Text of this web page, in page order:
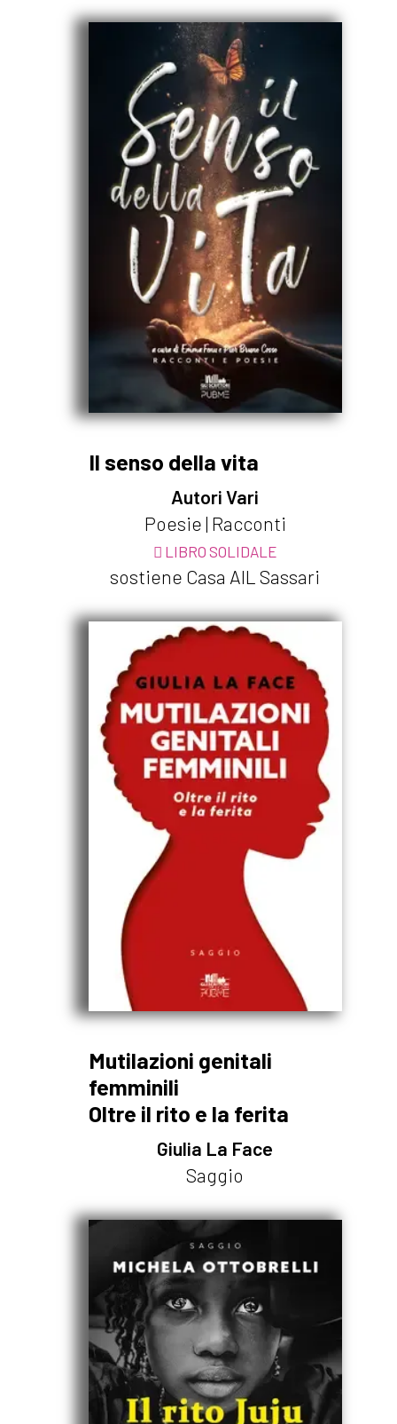
Il senso della vita
Autori Vari
Poesie | Racconti
LIBRO SOLIDALE
sostiene Casa AIL Sassari
Mutilazioni genitali
femminili
Oltre il rito e la ferita
Giulia La Face
Saggio